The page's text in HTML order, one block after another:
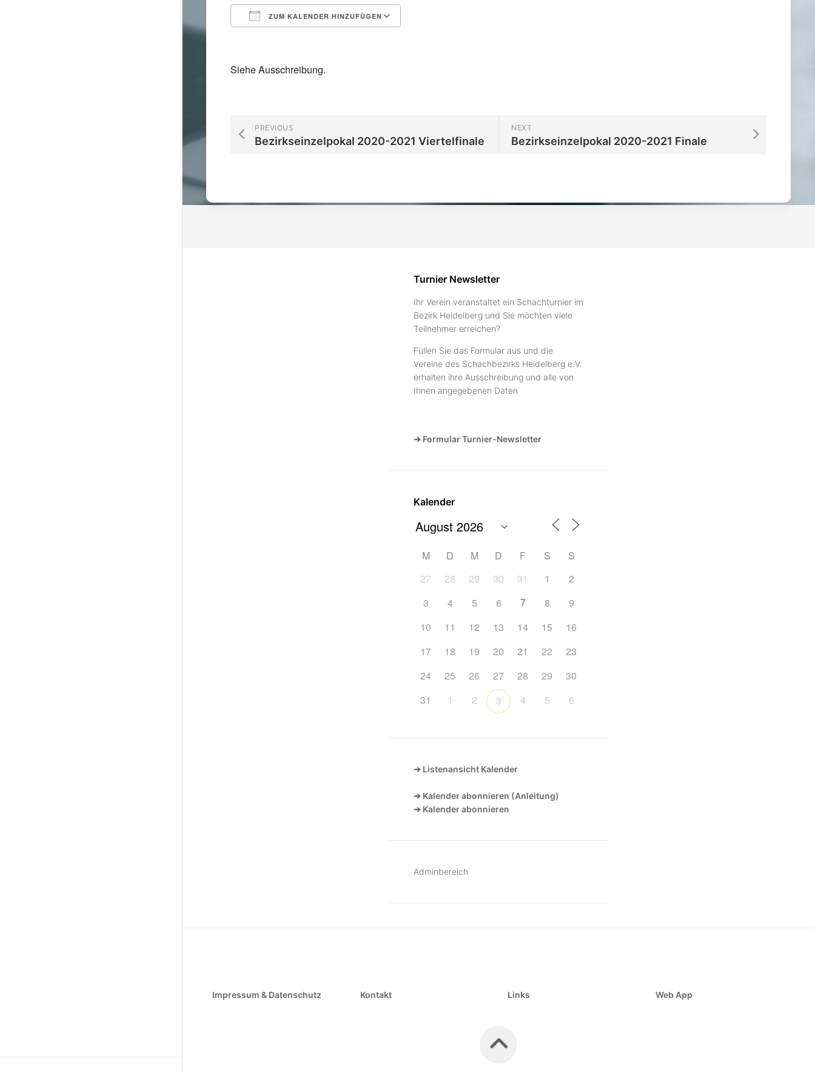
ZUM KALENDER HINZUFÜGEN
Siehe Ausschreibung.
NEXT
Bezirkseinzelpokal 2020-2021 Finale
PREVIOUS
Bezirkseinzelpokal 2020-2021 Viertelfinale
Turnier Newsletter
Ihr Verein veranstaltet ein Schachturnier im
Bezirk Heidelberg und Sie möchten viele
Teilnehmer erreichen?
Füllen Sie das Formular aus und die
Vereine des Schachbezirks Heidelberg e.V.
erhalten ihre Ausschreibung und alle von
Ihnen angegebenen Daten
➔ Formular Turnier-Newsletter
Kalender
M D M D F S
S
27
28 29 30 31 1
2
3
4 5 6 7 8
9
10
11 12 13 14 15
16
17
18 19 20 21 22
23
24
25 26 27 28 29
30
31
1 2 3 4 5 6
➔ Listenansicht Kalender
➔ Kalender abonnieren (Anleitung)
➔ Kalender abonnieren
Adminbereich
Impressum & Datenschutz Kontakt Links Web App